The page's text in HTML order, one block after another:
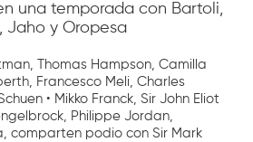
una temporada con Bartoli,
Jaho y Oropesa
Thomas Hampson, Camilla
Francesco Meli, Charles
• Mikko Franck, Sir John Eliot
Philippe Jordan,
comparten podio con Sir Mark